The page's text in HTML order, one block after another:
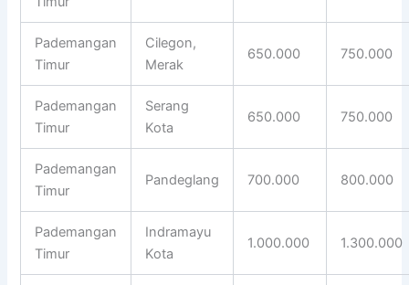
Pademangan
Timur
Cilegon,
Merak
650.000 750.000
Pademangan
Timur
Serang
Kota
650.000 750.000
Pademangan
Timur
Pandeglang 700.000 800.000
Pademangan
Timur
Indramayu
Kota
1.000.000 1.300.000